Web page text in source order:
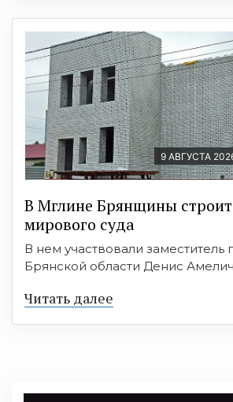
9 АВГУСТА
В Мглине Брянщины
мирового суда
В нем участвовали заместитель
Брянской области Денис
Читать далее